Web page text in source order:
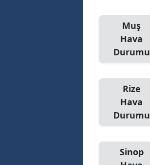
Muş
Hava
Durumu
Rize
Hava
Durumu
Sinop